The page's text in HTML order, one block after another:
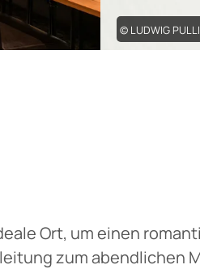
© LUDWIG
Ort, um einen
zum abendlichen